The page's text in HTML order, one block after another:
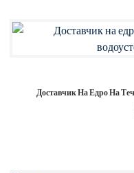
Доставчик На Едро На